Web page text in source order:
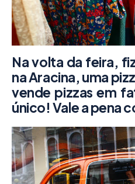
Na volta da feira,
na Aracina, uma
vende pizzas em
único! Vale a pena